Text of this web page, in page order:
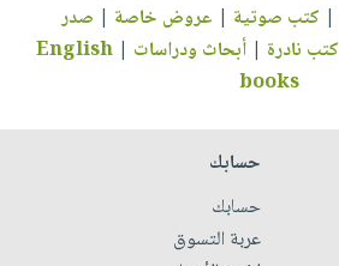
| كتب صوتية | عروض خاصة | صدر
كتب نادرة |أبحاث ودراسات |
English
books
حسابك
حسابك
عربة التسوق